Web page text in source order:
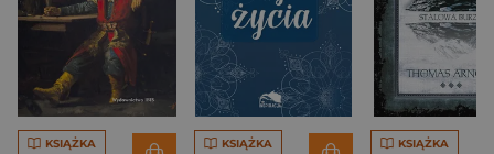
KSIĄŻKA KSIĄŻKA KSIĄŻKA